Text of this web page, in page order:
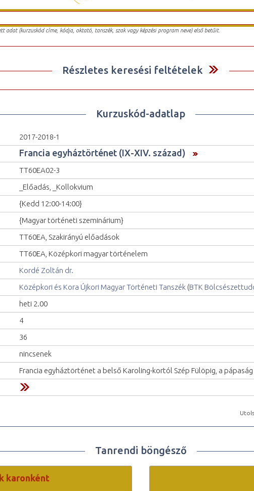
adat (kurzuskód címe, kódja, oktató, tanszék, szak vagy képzési program neve) első betűit.
Részletes keresési feltételek
Kurzuskód-adatlap
2017-2018-1
Francia egyháztörténet (IX-XIV. század)
TT60EA02-3
_Előadás, _Kollokvium
{Kedd 12:00-14:00}
{Magyar történeti szeminárium}
TT60EA, Szakirányú előadások
TT60EA, Középkori magyar történelem
Kordé Zoltán dr.
Középkori és Kora Újkori Magyar Történeti Tanszék (BTK
heti 2.00
4
36
nincsenek
Francia egyháztörténet a belső Karoling-kortól Szép Fülöpig, a
Tanrendi böngésző
karonként